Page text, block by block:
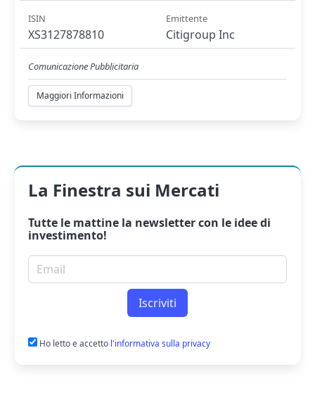
ISIN
XS3127878810
Emittente
Citigroup Inc
Comunicazione Pubblicitaria
Maggiori Informazioni
La Finestra sui Mercati
Tutte le mattine la newslettercon le idee di
investimento!
Email per newsletter
Iscriviti
Ho letto e accetto l'informativa sulla privacy